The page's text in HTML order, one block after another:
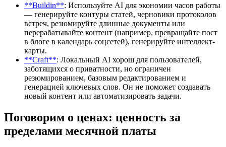
**Buildin**: Используйте AI для экономии часов работы
— генерируйте контуры статей, черновики протоколов
встреч, резюмируйте длинные документы или
перерабатывайте контент (например, превращайте пост
в блоге в календарь соцсетей), генерируйте интеллект-
карты.
**Craft**: Локальный AI хорош для пользователей,
заботящихся о приватности, но ограничен
резюмированием, базовым редактированием и
генерацией ключевых слов. Он не поможет создавать
новый контент или автоматизировать задачи.
Поговорим о ценах: ценность за
пределами месячной платы